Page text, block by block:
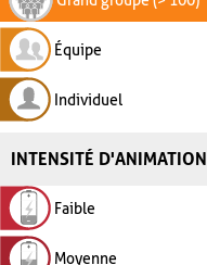
Équipe
Individuel
INTENSITÉ D'ANIMATION
Faible
Moyenne